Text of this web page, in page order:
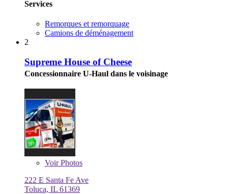
Services
Remorques et remorquage
Camions de déménagement
2
Supreme House of Cheese
Concessionnaire U-Haul dans le voisinage
VoirPhotos
222 E Santa Fe Ave
Toluca, IL 61369